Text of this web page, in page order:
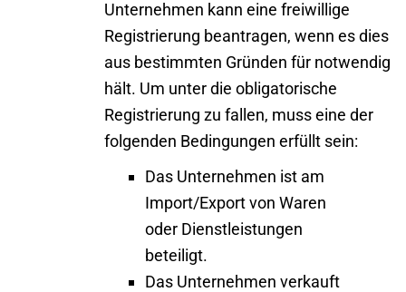
Unternehmen kann eine freiwillige
Registrierung beantragen, wenn es dies
aus bestimmten Gründen für notwendig
hält. Um unter die obligatorische
Registrierung zu fallen, muss eine der
folgenden Bedingungen erfüllt sein:
Das Unternehmen ist am
Import/Export von Waren
oder Dienstleistungen
beteiligt.
Das Unternehmen verkauft